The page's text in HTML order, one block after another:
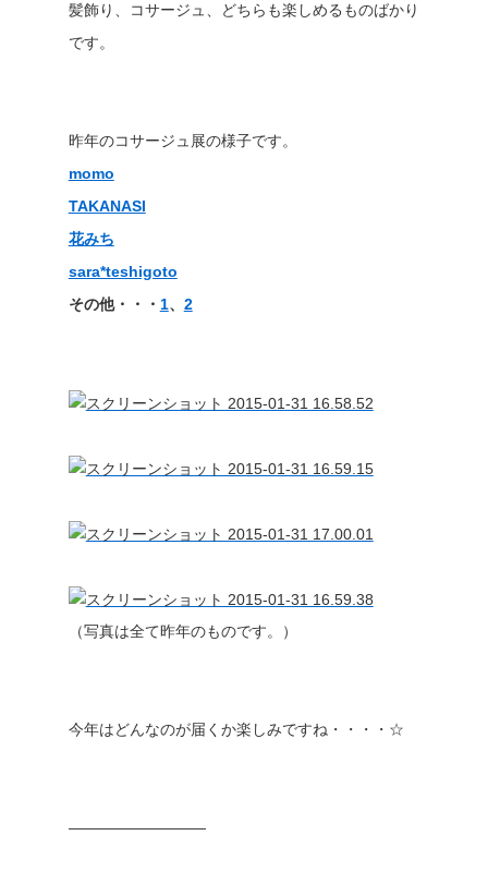
髪飾り、コサージュ、どちらも楽しめるものばかり
です。
昨年のコサージュ展の様子です。
momo
TAKANASI
花みち
sara*teshigoto
その他・・・ 1、 2
（写真は全て昨年のものです。）
今年はどんなのが届くか楽しみですね・・・・☆
—————————